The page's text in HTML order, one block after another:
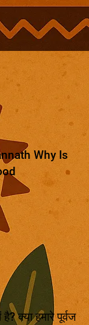
Why Is
क्या हमारे पूर्वज